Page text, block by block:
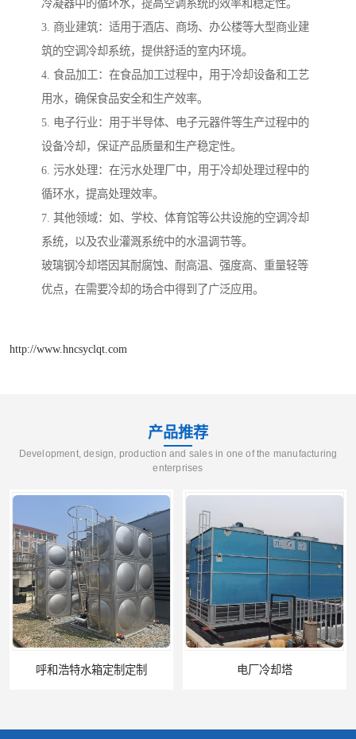
冷凝器中的循环水，提高空调系统的效率和稳定性。
3. 商业建筑：适用于酒店、商场、办公楼等大型商业建
筑的空调冷却系统，提供舒适的室内环境。
4. 食品加工：在食品加工过程中，用于冷却设备和工艺
用水，确保食品安全和生产效率。
5. 电子行业：用于半导体、电子元器件等生产过程中的
设备冷却，保证产品质量和生产稳定性。
6. 污水处理：在污水处理厂中，用于冷却处理过程中的
循环水，提高处理效率。
7. 其他领域：如、学校、体育馆等公共设施的空调冷却
系统，以及农业灌溉系统中的水温调节等。
玻璃钢冷却塔因其耐腐蚀、耐高温、强度高、重量轻等
优点，在需要冷却的场合中得到了广泛应用。
http://www.hncsyclqt.com
产品推荐
Development, design, production and sales in one of the manufacturing
enterprises
电厂冷却塔 郑州喷淋泵厂家